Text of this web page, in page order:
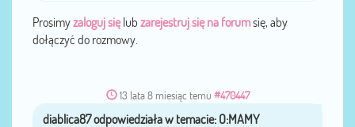
Prosimyzaloguj sięlub zarejestruj się na forumsię, aby
dołączyć do rozmowy.
13 lata 8 miesiąc temu #470447
przezdiablica87